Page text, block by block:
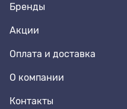
Бренды
Акции
Оплата и доставка
О компании
Контакты